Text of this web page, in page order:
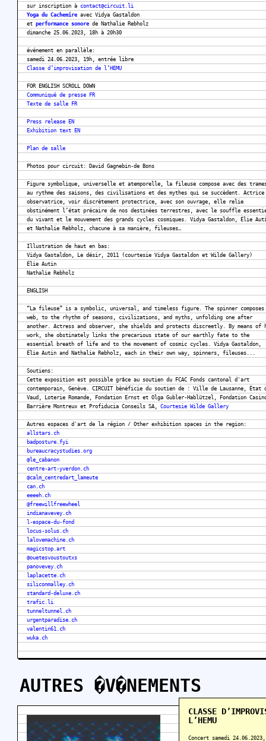
sur inscription à contact@circuit.li
Yoga du Cachemire avec Vidya Gastaldon
et performance sonore de Nathalie Rebholz
dimanche 25.06.2023, 18h à 20h30
événement en parallèle:
samedi 24.06.2023, 19h, entrée libre
Classe d’improvisation de l’HEMU
FOR ENGLISH SCROLL DOWN
Communiqué de presse FR
Texte de salle FR
Press release EN
Exhibition text EN
Plan de salle
Photos pour circuit: David Gagnebin-de Bons
Figure symbolique, universelle et atemporelle, la fileuse compose avec des
au rythme des saisons, des civilisations et des mythes qui se succèdent.
observatrice, voir discrètement protectrice, avec son ouvrage, elle relie
obstinément l’état précaire de nos destinées terrestres, avec le souffle
du vivant et le mouvement des grands cycles cosmiques. Vidya Gastaldon, Élie
et Nathalie Rebholz, chacune à sa manière, fileuses…
Illustration de haut en bas:
Vidya Gastaldon, Le désir, 2011 (courtesie Vidya Gastaldon et Wilde Gallery)
Élie Autin
Nathalie Rebholz
ENGLISH
“La fileuse” is a symbolic, universal, and timeless figure. The spinner composes
web, to the rhythm of seasons, civilizations, and myths, unfolding one after
another. Actress and observer, she shields and protects discreetly. By means of
work, she obstinately links the precarious state of our earthly fate to the
essential breath of life and to the movement of cosmic cycles. Vidya Gastaldon,
Élie Autin and Nathalie Rebholz, each in their own way, spinners, fileuses...
Soutiens:
Cette exposition est possible grâce au soutien du FCAC Fonds cantonal d'art
contemporain, Genève. CIRCUIT bénéficie du soutien de : Ville de Lausanne, État
Vaud, Loterie Romande, Fondation Ernst et Olga Gubler-Hablützel, Fondation
Barrière Montreux et Profiducia Conseils SA, Courtesie Wilde Gallery
Autres espaces d'art de la région / Other exhibition spaces in the region:
allstars.ch
badposture.fyi
bureaucracystudies.org
@le_cabanon
centre-art-yverdon.ch
@calm_centredart_lameute
can.ch
eeeeh.ch
@freewillfreewheel
indianavevey.ch
l-espace-du-fond
locus-solus.ch
lalovemachine.ch
magicstop.art
@ouetesvoustoutxs
panovevey.ch
laplacette.ch
siliconmalley.ch
standard-deluxe.ch
trafic.li
tunneltunnel.ch
urgentparadise.ch
valentin61.ch
wuka.ch
AUTRES �V�NEMENTS
CLASSE
L’HEMU
Concert samedi